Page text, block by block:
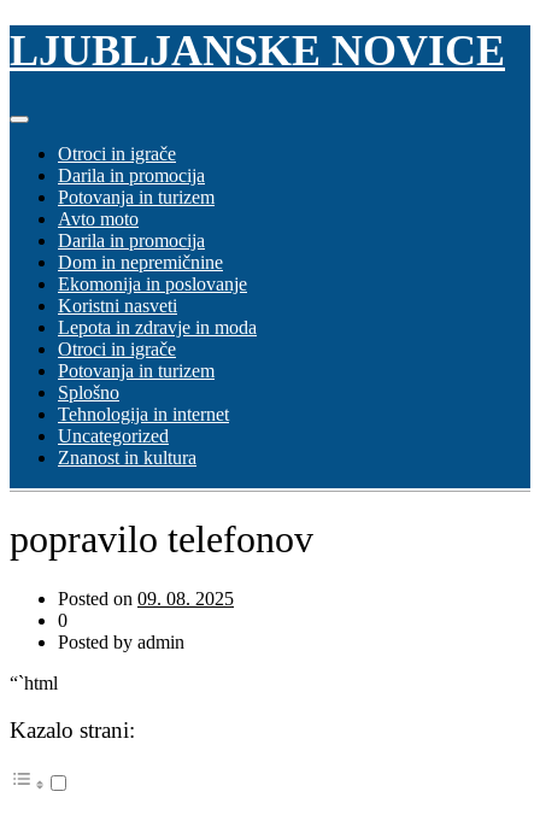
Skip
content
LJUBLJANSKE NOVICE
Otroci in igrače
Darila in promocija
Potovanja in turizem
Avto moto
Darila in promocija
Dom in nepremičnine
Ekomonija in poslovanje
Koristni nasveti
Lepota in zdravje in moda
Otroci in igrače
Potovanja in turizem
Splošno
Tehnologija in internet
Uncategorized
Znanost in kultura
popravilo telefonov
Posted on 09. 08. 2025
0
Posted by admin
“`html
Kazalo strani: